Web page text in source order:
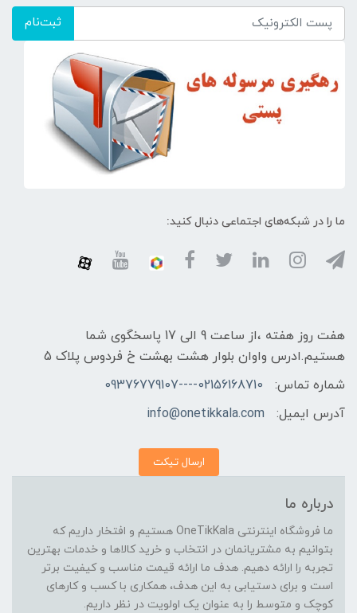
ثبت‌نام
ما را در شبکه‌های اجتماعی دنبال کنید:
هفت روز هفته ،از ساعت 9 الی 17 پاسخگوی شما
هستیم.ادرس واوان بلوار هشت بهشت خ فردوس پلاک 5
شماره تماس:
02156168710----09376779107
آدرس ایمیل:
info@onetikkala.com
ارسال تیکت
درباره ما
ما فروشگاه اینترنتی OneTikKala هستیم و افتخار داریم که
بتوانیم به مشتریانمان در انتخاب و خرید کالاها و خدمات بهترین
تجربه را ارائه دهیم. هدف ما ارائه قیمت مناسب و کیفیت برتر
است و برای دستیابی به این هدف، همکاری با کسب و کارهای
کوچک و متوسط را به عنوان یک اولویت در نظر داریم.